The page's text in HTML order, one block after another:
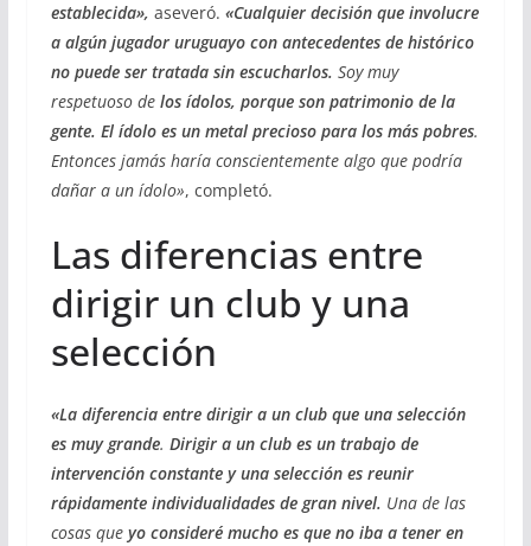
establecida», aseveró. «Cualquier decisión que involucre
a algún jugador uruguayo con antecedentes de histórico
no puede ser tratada sin escucharlos. Soy muy
respetuoso de los ídolos, porque son patrimonio de la
gente. El ídolo es un metal precioso para los más pobres.
Entonces jamás haría conscientemente algo que podría
dañar a un ídolo», completó.
Las diferencias entre
dirigir un club y una
selección
«La diferencia entre dirigir a un club que una selección
es muy grande. Dirigir a un club es un trabajo de
intervención constante y una selección es reunir
rápidamente individualidades de gran nivel. Una de las
cosas que yo consideré mucho es que no iba a tener en